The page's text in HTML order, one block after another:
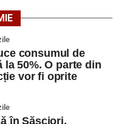
Pielarul:
, ediția I;
Arini:parc de
consumul de
la 50%. O parte din
vor fi oprite
în Săsciori,